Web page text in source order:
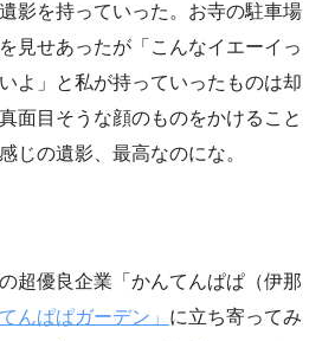
影を持っていった。お寺の駐車場
見せあったが「こんなイエーイっ
よ」と私が持っていったものは却
面目そうな顔のものをかけること
じの遺影、最高なのにな。
超優良企業「かんてんぱぱ（伊那
んぱぱガーデン」 に立ち寄ってみ